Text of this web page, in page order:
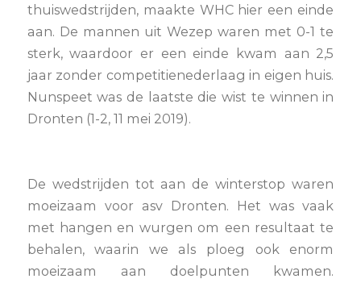
thuiswedstrijden, maakte WHC hier een einde
aan. De mannen uit Wezep waren met 0-1 te
sterk, waardoor er een einde kwam aan 2,5
jaar zonder competitienederlaag in eigen huis.
Nunspeet was de laatste die wist te winnen in
Dronten (1-2, 11 mei 2019).
De wedstrijden tot aan de winterstop waren
moeizaam voor asv Dronten. Het was vaak
met hangen en wurgen om een resultaat te
behalen, waarin we als ploeg ook enorm
moeizaam aan doelpunten kwamen.